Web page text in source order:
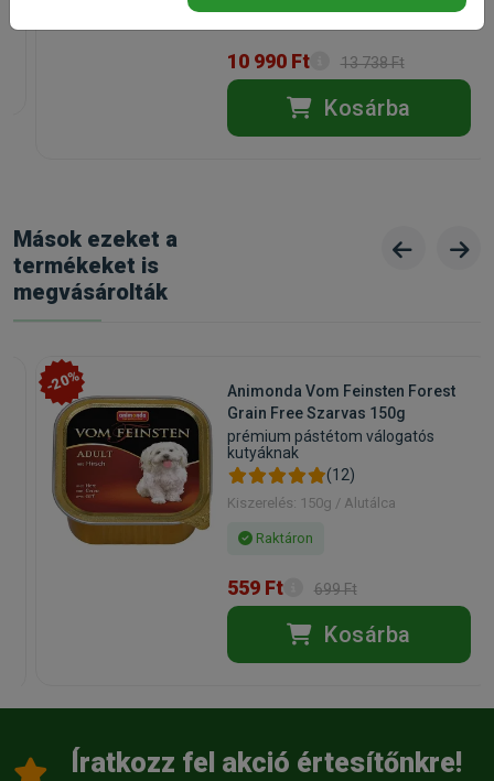
Törékeny:Nem
Raktáron
10 990 Ft 13 738 Ft
Kosárba
Mások ezeket a
termékeket is
megvásárolták
-20%
Animonda Vom Feinsten Forest
Grain Free Szarvas 150g
prémium pástétom válogatós
kutyáknak
(12)
Kiszerelés: 150g / Alutálca
Raktáron
559 Ft 699 Ft
Kosárba
Íratkozz fel akció értesítőnkre!